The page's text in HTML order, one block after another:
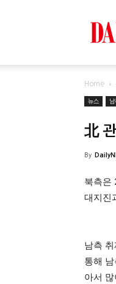
Home
뉴스 남
北
By
북측은
대지진
남측
통해
아서